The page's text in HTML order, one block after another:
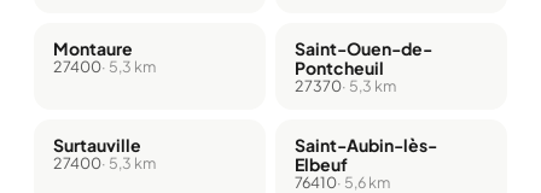
Montaure
27400· 5,3 km
Saint-Ouen-de-
Pontcheuil
27370· 5,3 km
Surtauville
27400· 5,3 km
Saint-Aubin-lès-
Elbeuf
76410· 5,6 km